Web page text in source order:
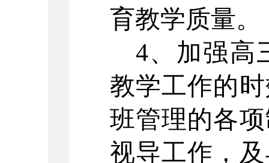
育教学质量。
4、加强高
教学工作的
班管理的各
视导工作，